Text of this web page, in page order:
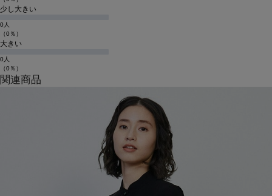
少し大きい
0人
（0％）
大きい
0人
（0％）
関連商品